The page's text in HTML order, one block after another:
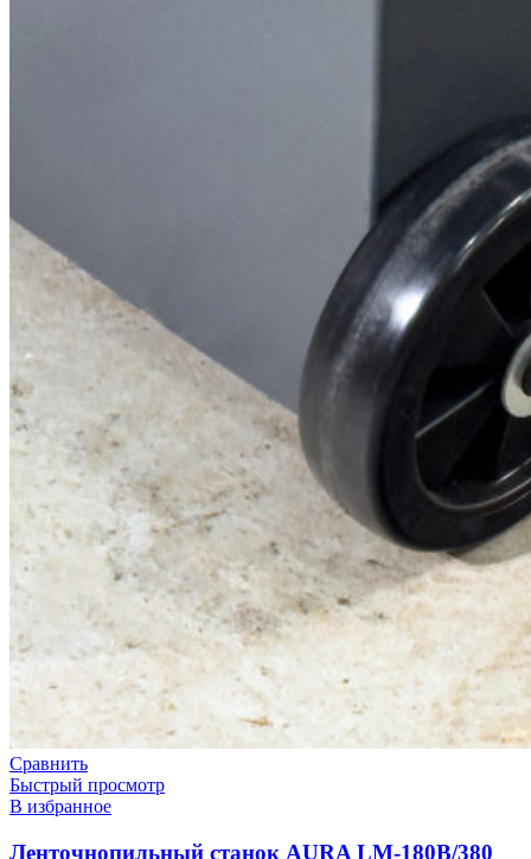
Сравнить
Быстрый просмотр
В избранное
Ленточнопильный станок AURA LM-180B/380